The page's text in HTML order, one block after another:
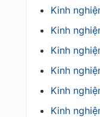
Kinh
Kinh
Kinh
Kinh
Kinh
Kinh